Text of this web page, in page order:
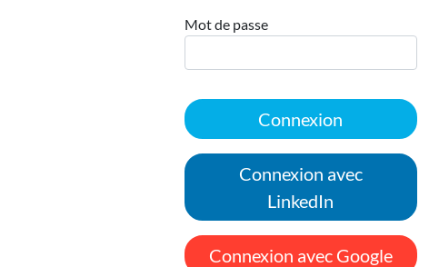
Mot de passe
Connexion
Connexion avec
LinkedIn
Connexion avec Google